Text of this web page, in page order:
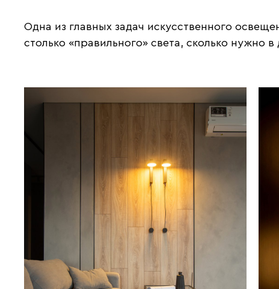
Одна из главных задач искусственного
столько «правильного» света, сколько нужно